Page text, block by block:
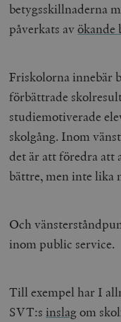
betygsskillnaderna
påverkats avökande
Friskolorna innebär
förbättrade
studiemotiverade
skolgång. Inom
det är att föredra att
bättre, men inte lika
Och
inom public service.
Till exempel har I
SVT:sinslagom